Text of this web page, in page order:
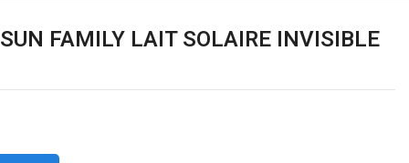
FAMILY LAIT SOLAIRE INVISIBLE